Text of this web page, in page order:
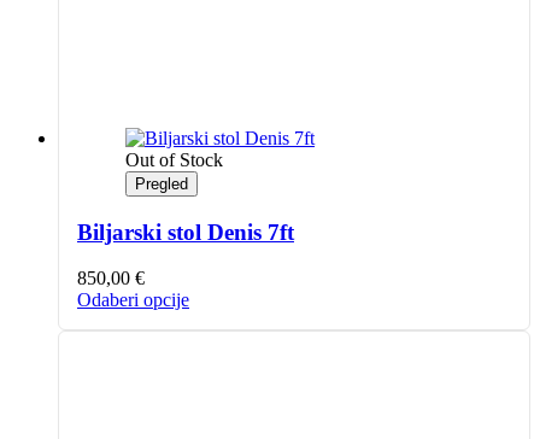
Out of Stock
Pregled
Biljarski stol Denis 7ft
850,00 €
Odaberi opcijeOvaj